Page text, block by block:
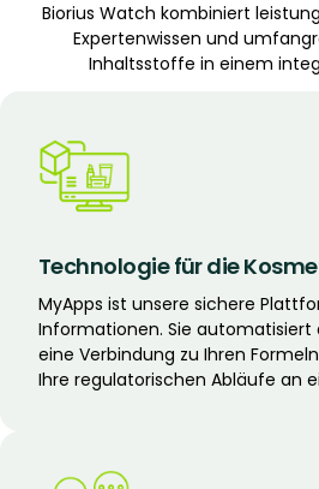
Biorius Watch kombiniert
Expertenwissen und
Inhaltsstoffe in einem
Technologie für die
MyApps ist unsere sichere
Informationen. Sie automatisiert
eine Verbindung zu Ihren
Ihre regulatorischen Abläufe an